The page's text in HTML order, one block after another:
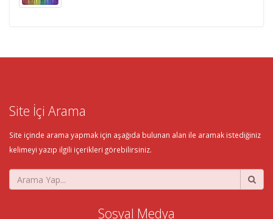
Site İçi Arama
Site içinde arama yapmak için aşağıda bulunan alan ile aramak istediğiniz
kelimeyi yazıp ilgili içerikleri görebilirsiniz.
Sosyal Medya